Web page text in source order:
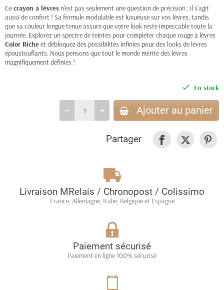
Cecrayon à lèvres n'est pas seulement une question de précision ; il s'agit
aussi de confort ! Sa formule modulable est luxueuse sur vos lèvres, tandis
que sa couleur longue tenue assure que votre look reste impeccable toute la
journée. Explorez un spectre de teintes pour compléter chaque rouge à lèvres
Color Richeet débloquez des possibilités infinies pour des looks de lèvres
époustouflants. Nous pensons que tout le monde mérite des lèvres
magnifiquement définies !
En stock
Ajouter au panier
Partager
Livraison MRelais / Chronopost / Colissimo
France, Allemagne, Italie, Belgique et Espagne
Paiement sécurisé
Paiement en ligne 100% sécurisé